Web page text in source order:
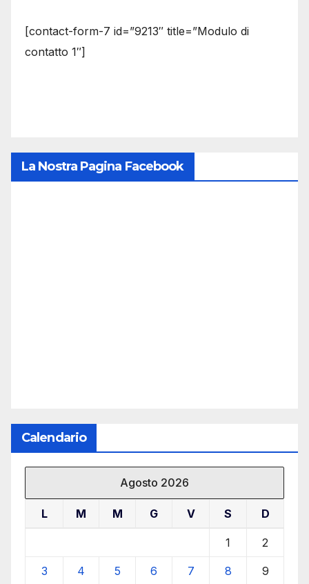
[contact-form-7 id=”9213″ title=”Modulo di
contatto 1″]
La Nostra Pagina Facebook
Calendario
Agosto 2026
L M M G V S D
1 2
3 4 5 6 7 8 9